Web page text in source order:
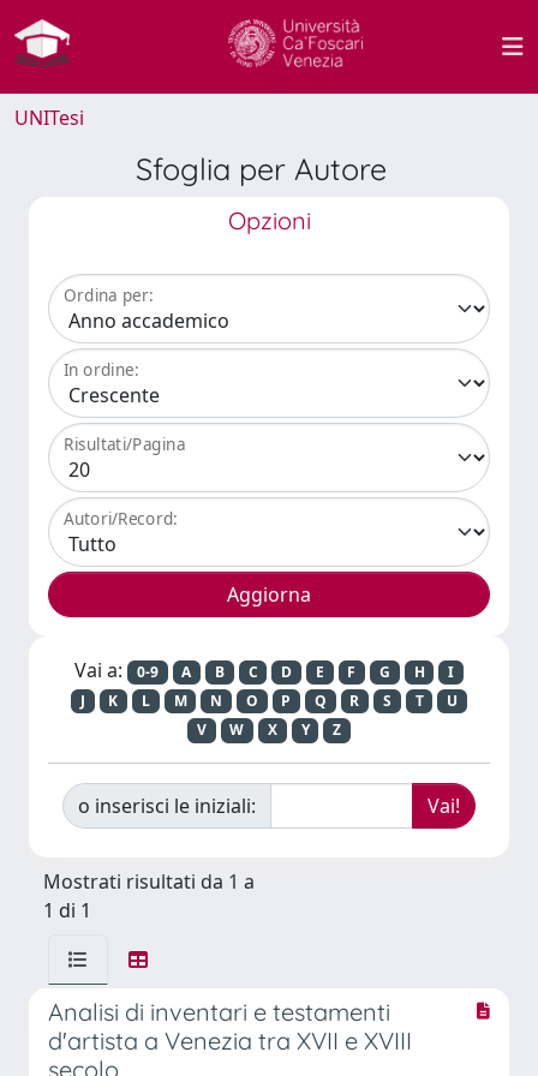
UNITesi
Sfoglia per Autore
Opzioni
Ordina per:
In ordine:
Risultati/Pagina
Autori/Record:
Vai a: 0-9 A B C D E F G H
I
J
K L M N O P Q R S T
U
V
W X Y Z
o inserisci le iniziali:
Mostrati risultati da 1 a
1 di 1
Analisi di inventari e testamenti
d'artista a Venezia tra XVII e XVIII
secolo.